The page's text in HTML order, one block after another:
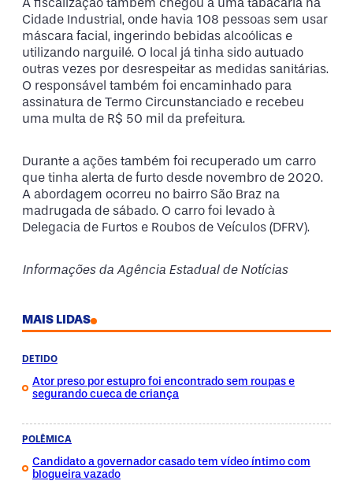
A fiscalização também chegou a uma tabacaria na
Cidade Industrial, onde havia 108 pessoas sem usar
máscara facial, ingerindo bebidas alcoólicas e
utilizando narguilé. O local já tinha sido autuado
outras vezes por desrespeitar as medidas sanitárias.
O responsável também foi encaminhado para
assinatura de Termo Circunstanciado e recebeu
uma multa de R$ 50 mil da prefeitura.
Durante a ações também foi recuperado um carro
que tinha alerta de furto desde novembro de 2020.
A abordagem ocorreu no bairro São Braz na
madrugada de sábado. O carro foi levado à
Delegacia de Furtos e Roubos de Veículos (DFRV).
Informações da Agência Estadual de Notícias
MAIS LIDAS
DETIDO
Ator preso por estupro foi encontrado sem roupas e
segurando cueca de criança
POLÊMICA
Candidato a governador casado tem vídeo íntimo com
blogueira vazado